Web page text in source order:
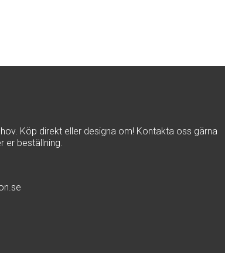
Köp direkt eller designa om! Kontakta oss gärna
er beställning.